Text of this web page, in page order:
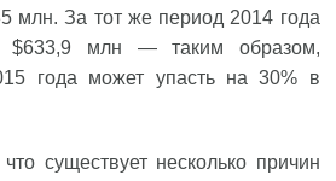
млн. За тот же период 2014 года
$633,9 млн — таким образом,
года может упасть на 30% в
существует несколько причин